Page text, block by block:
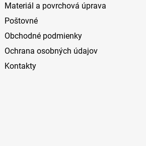
Materiál a povrchová úprava
Poštovné
Obchodné podmienky
Ochrana osobných údajov
Kontakty